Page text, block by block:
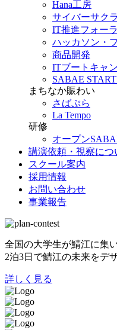
Hana工房
サイバーサクラ
IT推進フォー
ハッカソン・
商品開発
ITブートキャ
SABAE
まちなか賑わい
さばぷら
La Tempo
研修
オープン
講演依頼・視察につ
スクール案内
採用情報
お問い合わせ
事業報告
全国の大学生が鯖江に集
2泊3日で鯖江の未来をデ
詳しく見る